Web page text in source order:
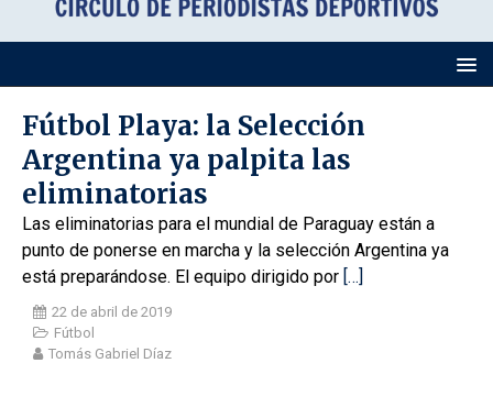
Fútbol Playa: la Selección
Argentina ya palpita las
eliminatorias
Las eliminatorias para el mundial de Paraguay están a
punto de ponerse en marcha y la selección Argentina ya
está preparándose. El equipo dirigido por […]
22 de abril de 2019
Fútbol
Tomás Gabriel Díaz